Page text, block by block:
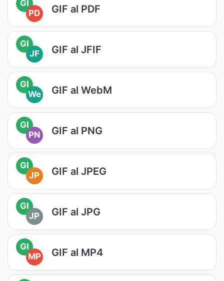
GI
PD
GIF al PDF
GI
JF
GIF al JFIF
GI
We
GIF al WebM
GI
PN
GIF al PNG
GI
JP
GIF al JPEG
GI
JP
GIF al JPG
GI
MP
GIF al MP4